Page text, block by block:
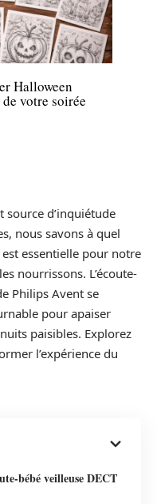
Halloween
votre soirée
source d’inquiétude
nous savons à quel
essentielle pour notre
nourrissons. L’écoute-
Philips Avent se
pour apaiser
paisibles. Explorez
l’expérience du
bébé veilleuse DECT